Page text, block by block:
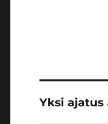
Yksi ajatus